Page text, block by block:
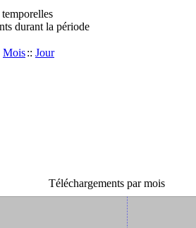
durant la période
Mois:: Jour
Téléchargements par mois